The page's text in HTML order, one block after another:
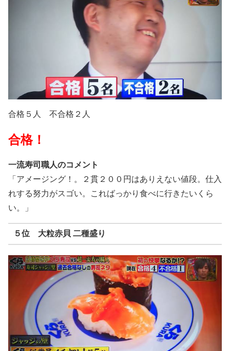
合格５人 不合格２人
合格！
一流寿司職人のコメント
「アメージング！。２貫２００円はありえない値段。仕入
れする努力がスゴい。こればっかり食べに行きたいくら
い。」
５位 大粒赤貝 二種盛り